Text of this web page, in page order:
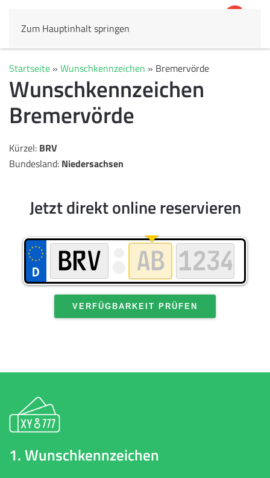
Zum Hauptinhalt springen
Startseite » Wunschkennzeichen » Bremervörde
Wunschkennzeichen
Bremervörde
Kürzel: BRV
Bundesland: Niedersachsen
Jetzt direkt online reservieren
VERFÜGBARKEIT PRÜFEN
1. Wunschkennzeichen